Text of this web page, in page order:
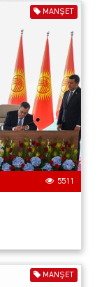
MANŞET
5511
MANŞET